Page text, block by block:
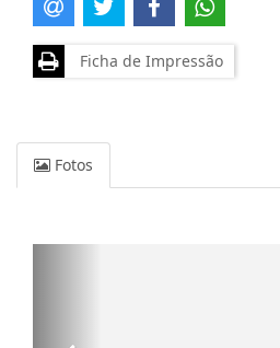
Ficha de Impressão
Fotos